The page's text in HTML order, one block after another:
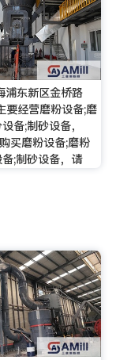
浦东新区金桥路
要经营磨粉设备;磨
备;制砂设备，
买磨粉设备;磨粉
;制砂设备，请